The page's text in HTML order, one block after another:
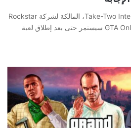
أكدت شركة Take-Two Interactive، المالكة لشركة Rockstar
Games، أن دعم GTA Online سيستمر حتى بعد إطلاق لعبة